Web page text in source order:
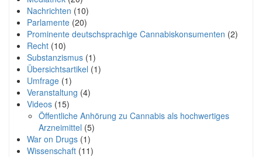
Nachrichten (10)
Parlamente (20)
Prominente deutschsprachige Cannabiskonsumenten (2)
Recht (10)
Substanzismus (1)
Übersichtsartikel (1)
Umfrage (1)
Veranstaltung (4)
Videos (15)
Öffentliche Anhörung zu Cannabis als hochwertiges
Arzneimittel (5)
War on Drugs (1)
Wissenschaft (11)